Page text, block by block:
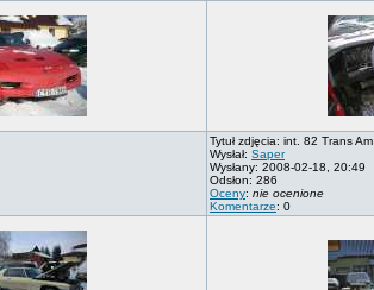
Tytuł zdjęcia: int. 82 Trans Am
Wysłał: Saper
Wysłany: 2008-02-18, 20:49
Odsłon: 286
Oceny: nie ocenione
Komentarze: 0